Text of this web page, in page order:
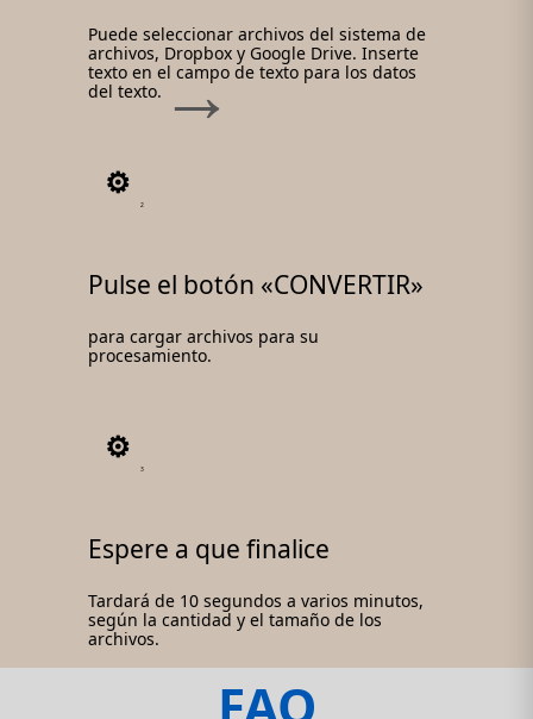
Puede seleccionar archivos del sistema de
archivos, Dropbox y Google Drive. Inserte
texto en el campo de texto para los datos
del texto.
2
Pulse el botón «CONVERTIR»
para cargar archivos para su
procesamiento.
3
Espere a que finalice
Tardará de 10 segundos a varios minutos,
según la cantidad y el tamaño de los
archivos.
FAQ